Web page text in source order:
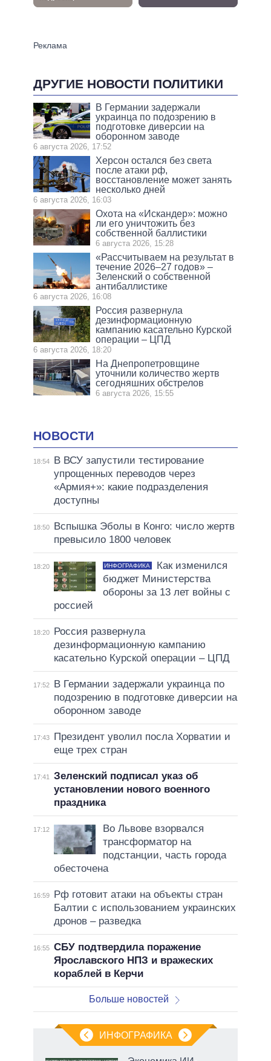
ДРУГИЕ НОВОСТИ ПОЛИТИКИ
В Германии задержали
украинца по подозрению в
подготовке диверсии на
оборонном заводе
6 августа 2026, 17:52
Херсон остался без света
после атаки рф,
восстановление может занять
несколько дней
6 августа 2026, 16:03
Охота на «Искандер»: можно
ли его уничтожить без
собственной баллистики
6 августа 2026, 15:28
«Рассчитываем на результат в
течение 2026–27 годов» –
Зеленский о собственной
антибаллистике
6 августа 2026, 16:08
Россия развернула
дезинформационную
кампанию касательно Курской
операции – ЦПД
6 августа 2026, 18:20
На Днепропетровщине
уточнили количество жертв
сегодняшних обстрелов
6 августа 2026, 15:55
НОВОСТИ
18:54
В ВСУ запустили тестирование
упрощенных переводов через
«Армия+»: какие подразделения
доступны
18:50
Вспышка Эболы в Конго: число жертв
превысило 1800 человек
18:20 ИНФОГРАФИКА
Как изменился
бюджет Министерства
обороны за 13 лет войны с
россией
18:20
Россия развернула
дезинформационную кампанию
касательно Курской операции – ЦПД
17:52
В Германии задержали украинца по
подозрению в подготовке диверсии на
оборонном заводе
17:43
Президент уволил посла Хорватии и
еще трех стран
17:41
Зеленский подписал указ об
установлении нового военного
праздника
17:12
Во Львове взорвался
трансформатор на
подстанции, часть города
обесточена
16:59
Рф готовит атаки на объекты стран
Балтии с использованием украинских
дронов – разведка
16:55 СБУ подтвердила поражение
Ярославского НПЗ и вражеских
кораблей в Керчи
Больше новостей
ИНФОГРАФИКА